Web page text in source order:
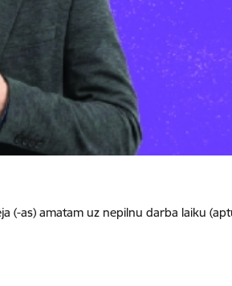
(-as) amatam uz nepilnu darba laiku